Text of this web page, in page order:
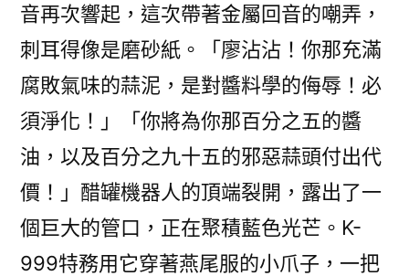
音再次響起，這次帶著金屬回音的嘲弄，
刺耳得像是磨砂紙。「廖沾沾！你那充滿
腐敗氣味的蒜泥，是對醬料學的侮辱！必
須淨化！」「你將為你那百分之五的醬
油，以及百分之九十五的邪惡蒜頭付出代
價！」醋罐機器人的頂端裂開，露出了一
個巨大的管口，正在聚積藍色光芒。K-
999特務用它穿著燕尾服的小爪子，一把